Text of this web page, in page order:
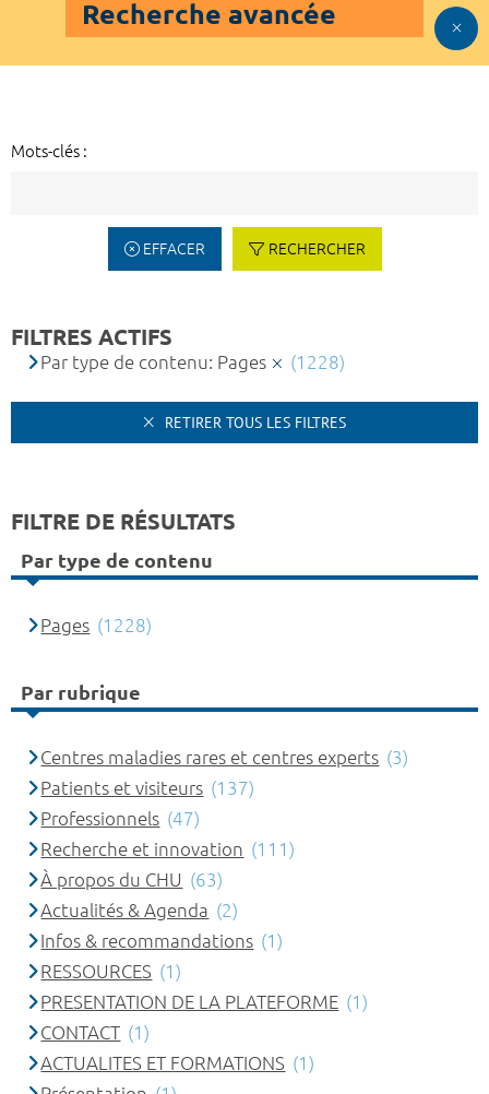
Recherche avancée
Mots-clés :
EFFACER RECHERCHER
FILTRES ACTIFS
Par type de contenu: Pages (1228)
RETIRER TOUS LES FILTRES
FILTRE DE RÉSULTATS
Par type de contenu
Pages (1228)
Par rubrique
Centres maladies rares et centres experts (3)
Patients et visiteurs (137)
Professionnels (47)
Recherche et innovation (111)
À propos du CHU (63)
Actualités & Agenda (2)
Infos & recommandations (1)
RESSOURCES (1)
PRESENTATION DE LA PLATEFORME (1)
CONTACT (1)
ACTUALITES ET FORMATIONS (1)